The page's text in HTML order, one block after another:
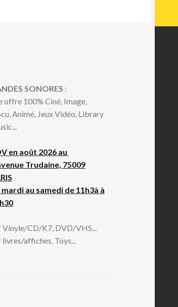
SONORES :
offre 100% Ciné, Image,
Animé, Jeux Vidéo, Library
en août 2026 au
Trudaine, 75009
mardi au samedi de 11h3à à
Vinyle/CD/K7, DVD/VHS...
affiches, Toys...